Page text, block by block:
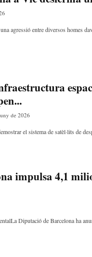
agressió entre diversos homes
de 2026
el sistema de satèl·lits de
impulsa 4,1
Diputació de Barcelona ha